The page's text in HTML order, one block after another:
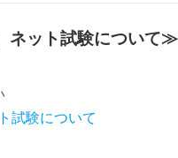
ネット試験について≫
試験について